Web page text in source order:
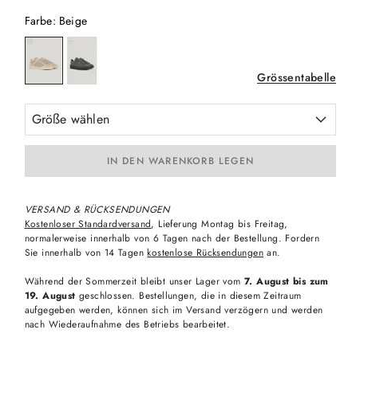
Farbe: Beige
Grössentabelle
Größe wählen
IN DEN WARENKORB LEGEN
VERSAND & RÜCKSENDUNGEN
Kostenloser Standardversand, Lieferung Montag bis Freitag,
normalerweise innerhalb von 6 Tagen nach der Bestellung. Fordern
Sie innerhalb von 14 Tagenkostenlose Rücksendungen an.
Während der Sommerzeit bleibt unser Lager vom 7. August bis zum
19. August geschlossen. Bestellungen, die in diesem Zeitraum
aufgegeben werden, können sich im Versand verzögern und werden
nach Wiederaufnahme des Betriebs bearbeitet.